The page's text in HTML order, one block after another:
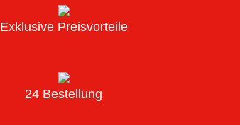
Exklusive Preisvorteile
24 Bestellung